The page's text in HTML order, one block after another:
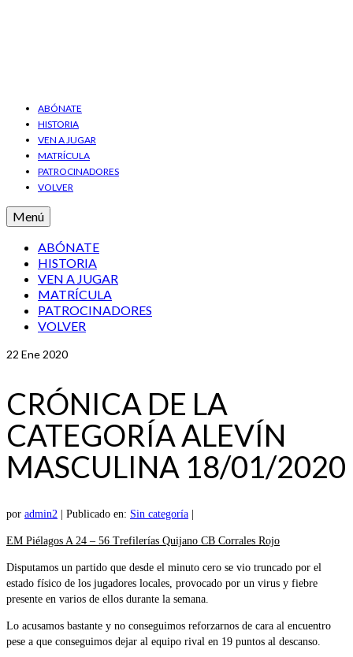
ABÓNATE
HISTORIA
VEN A JUGAR
MATRÍCULA
PATROCINADORES
VOLVER
Menú
ABÓNATE
HISTORIA
VEN A JUGAR
MATRÍCULA
PATROCINADORES
VOLVER
22 Ene 2020
CRÓNICA DE LA
CATEGORÍA ALEVÍN
MASCULINA 18/01/2020
por admin2 Publicado en: Sin categoría
EM Piélagos A 24 – 56 Trefilerías Quijano CB Corrales Rojo
Disputamos un partido que desde el minuto cero se vio truncado por el
estado físico de los jugadores locales, provocado por un virus y fiebre
presente en varios de ellos durante la semana.
Lo acusamos bastante y no conseguimos reforzarnos de cara al encuentro
pese a que conseguimos dejar al equipo rival en 19 puntos al descanso.